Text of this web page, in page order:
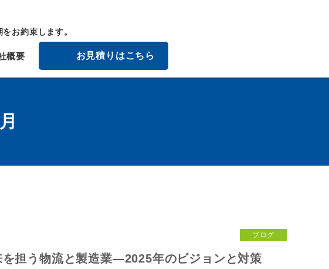
お約束します。
概要 お見積りはこちら
ブログ
担う物流と製造業—2025年のビジョンと対策